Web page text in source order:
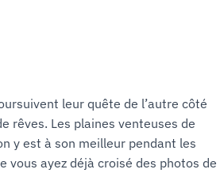
leur quête de l’autre côté
rêves. Les plaines venteuses de
y est à son meilleur pendant les
vous ayez déjà croisé des photos de